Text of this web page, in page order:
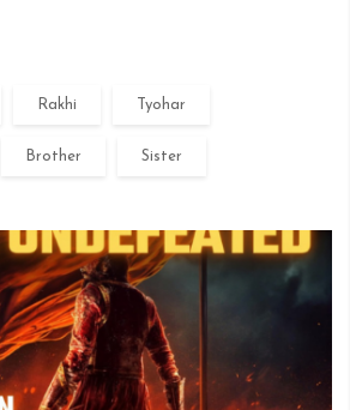
Rakhi Tyohar
Brother Sister